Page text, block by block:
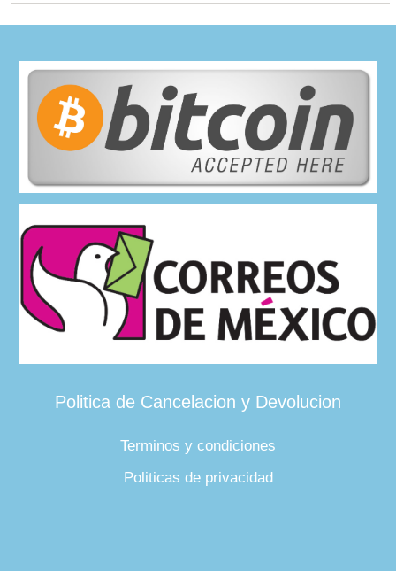
Politica de Cancelacion y Devolucion
Terminos y condiciones
Politicas de privacidad